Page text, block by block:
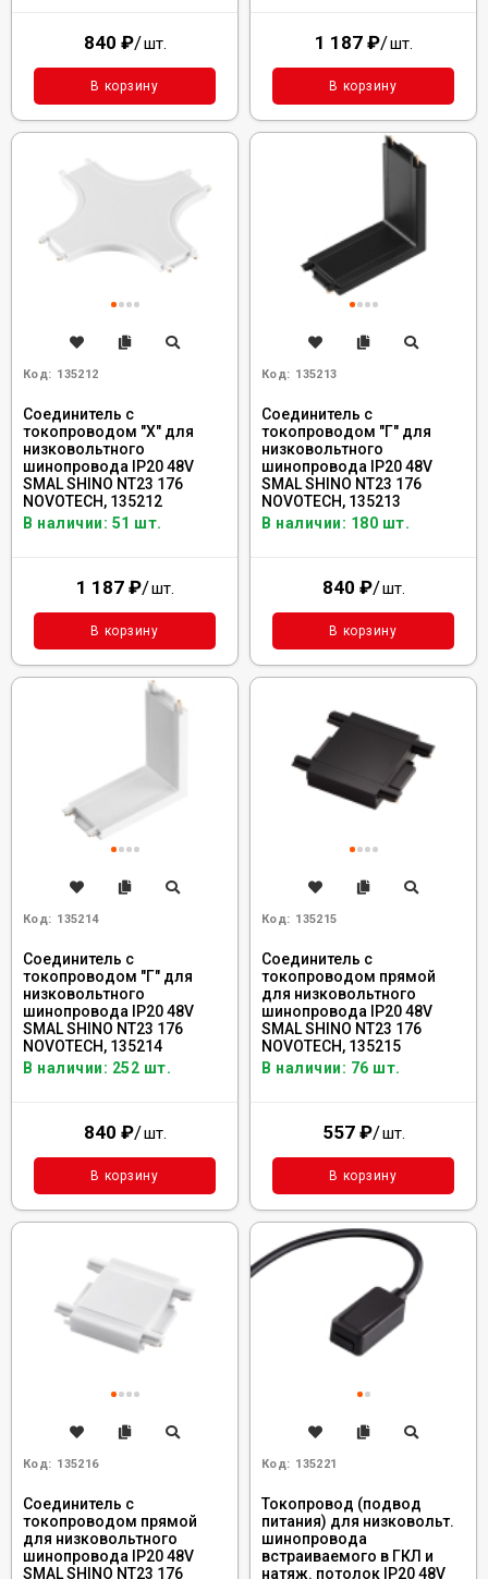
840 ₽/шт.
В корзину
1 187 ₽/шт.
В корзину
Код: 135212
Соединитель с
токопроводом "X" для
низковольтного
шинопровода IP20 48V
SMAL SHINO NT23 176
NOVOTECH, 135212
В наличии: 51 шт.
1 187 ₽/шт.
В корзину
Код: 135213
Соединитель с
токопроводом "Г" для
низковольтного
шинопровода IP20 48V
SMAL SHINO NT23 176
NOVOTECH, 135213
В наличии: 180 шт.
840 ₽/шт.
В корзину
Код: 135214
Соединитель с
токопроводом "Г" для
низковольтного
шинопровода IP20 48V
SMAL SHINO NT23 176
NOVOTECH, 135214
В наличии: 252 шт.
840 ₽/шт.
В корзину
Код: 135215
Соединитель с
токопроводом прямой
для низковольтного
шинопровода IP20 48V
SMAL SHINO NT23 176
NOVOTECH, 135215
В наличии: 76 шт.
557 ₽/шт.
В корзину
Код: 135216
Соединитель с
токопроводом прямой
для низковольтного
шинопровода IP20 48V
SMAL SHINO NT23 176
Код: 135221
Токопровод (подвод
питания) для низковольт.
шинопровода
встраиваемого в ГКЛ и
натяж. потолок IP20 48V